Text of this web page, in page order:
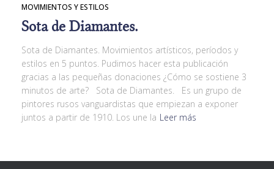
MOVIMIENTOS Y ESTILOS
Sota de Diamantes.
Sota de Diamantes. Movimientos artísticos, períodos y
estilos en 5 puntos. Pudimos hacer esta publicación
gracias a las pequeñas donaciones ¿Cómo se sostiene 3
minutos de arte? Sota de Diamantes. Es un grupo de
pintores rusos vanguardistas que empiezan a exponer
juntos a partir de 1910. Los une la Leer más